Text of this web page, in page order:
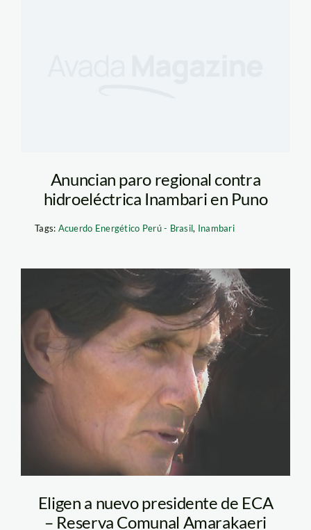
Anuncian paro regional contra
hidroeléctrica Inambari en Puno
Tags: Acuerdo Energético Perú - Brasil, Inambari
mateo_jicca_corito
Eligen a nuevo presidente de ECA
– Reserva Comunal Amarakaeri